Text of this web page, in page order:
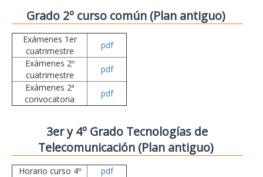
Grado 2º curso común (Plan antiguo)
Exámenes 1er
cuatrimestre
pdf
Exámenes 2º
cuatrimestre
pdf
Exámenes 2ª
convocatoria
pdf
3er y 4º Grado Tecnologías de
Telecomunicación (Plan antiguo)
Horario curso 4º
pdf